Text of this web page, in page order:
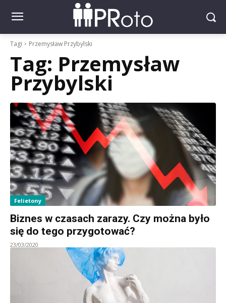
Tagi Przemysław Przybylski
Tag: Przemysław
Przybylski
Felietony
Biznes w czasach zarazy. Czy można było
się do tego przygotować?
23/03/2020